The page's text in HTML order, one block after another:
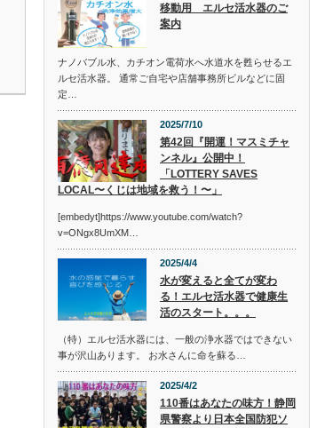
移動用 エルセ活水器のご
案内
ナノバブル水、カチオン電荷水へ水道水を甦らせるエ
ルセ活水器。 通常ご自宅や店舗事務所ビルなどに固
定…
2025/7/10
第42回『開運！マスミチャ
ンネル』公開中！
「LOTTERY SAVES
LOCAL〜くじは地域を救う！〜」
[embedyt]https://www.youtube.com/watch?
v=ONgx8UmXM…
2025/4/4
水が変えると全てが変わ
る！エルセ活水器で健康生
活のスタート。。。
（特）エルセ活水器には、一般の浄水器ではできない
事が沢山あります。 お水さんに命を蘇る…
2025/4/2
110番はあなたの味方！静岡
県警察より日本全国防犯ソ